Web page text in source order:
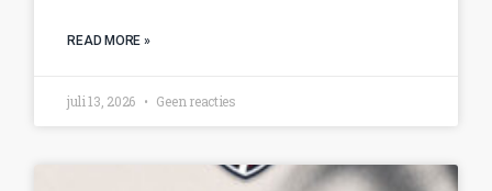
READ MORE »
juli 13, 2026 Geen reacties